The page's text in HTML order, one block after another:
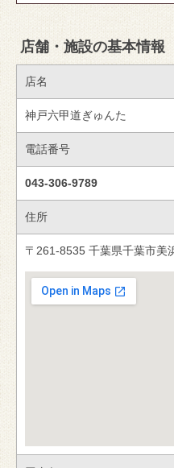
店舗・施設の基本情報
店名
神戸六甲道ぎゅんた
電話番号
043-306-9789
住所
〒261-8535 千葉県千葉市美